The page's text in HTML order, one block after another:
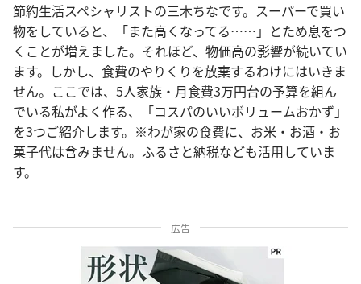
節約生活スペシャリストの三木ちなです。スーパーで買い
物をしていると、「また高くなってる……」とため息をつ
くことが増えました。それほど、物価高の影響が続いてい
ます。しかし、食費のやりくりを放棄するわけにはいきま
せん。ここでは、5人家族・月食費3万円台の予算を組ん
でいる私がよく作る、「コスパのいいボリュームおかず」
を3つご紹介します。※わが家の食費に、お米・お酒・お
菓子代は含みません。ふるさと納税なども活用していま
す。
広告